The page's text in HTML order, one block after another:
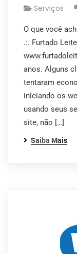
Serviços
O que você
.:. Furtado
anos. Alguns
tentaram
iniciando os
usando seus
site, não […]
Saiba Mais